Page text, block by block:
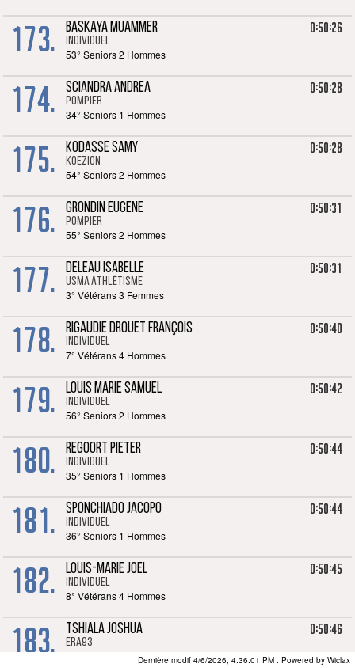
173. BASKAYA MUAMMER
Individuel
53° Seniors 2 Hommes
0:50:26
174. SCIANDRA ANDREA
POMPIER
34° Seniors 1 Hommes
0:50:28
175. KODASSE SAMY
KOEZION
54° Seniors 2 Hommes
0:50:28
176. GRONDIN EUGENE
POMPIER
55° Seniors 2 Hommes
0:50:31
177. DELEAU ISABELLE
USMA Athlétisme
3° Vétérans 3 Femmes
0:50:31
178. RIGAUDIE DROUET FRANÇOIS
Individuel
7° Vétérans 4 Hommes
0:50:40
179. LOUIS MARIE SAMUEL
Individuel
56° Seniors 2 Hommes
0:50:42
180. REGOORT PIETER
Individuel
35° Seniors 1 Hommes
0:50:44
181. SPONCHIADO JACOPO
Individuel
36° Seniors 1 Hommes
0:50:44
182. LOUIS-MARIE JOEL
Individuel
8° Vétérans 4 Hommes
0:50:45
183. TSHIALA JOSHUA
ERA93
37° Seniors 1 Hommes
0:50:46
Dernière modif 4/6/2026, 4:36:01 PM . Powered by Wiclax